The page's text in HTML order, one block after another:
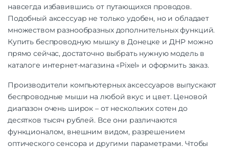
навсегда избавившись от путающихся проводов.
Подобный аксессуар не только удобен, но и обладает
множеством разнообразных дополнительных функций.
Купить беспроводную мышку в Донецке и ДНР можно
прямо сейчас, достаточно выбрать нужную модель в
каталоге интернет-магазина «Pixel» и оформить заказ.
Производители компьютерных аксессуаров выпускают
беспроводные мыши на любой вкус и цвет. Ценовой
диапазон очень широк – от нескольких сотен до
десятков тысяч рублей. Все они различаются
функционалом, внешним видом, разрешением
оптического сенсора и другими параметрами. Чтобы